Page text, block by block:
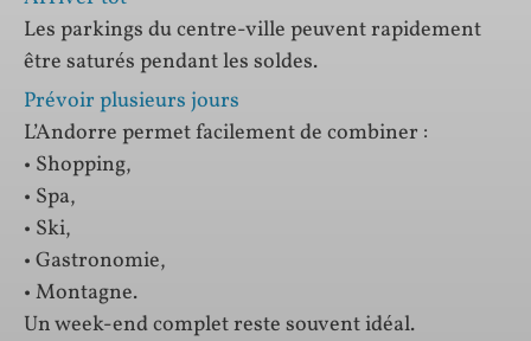
Les parkings du centre-ville peuvent rapidement
être saturés pendant les soldes.
Prévoir plusieurs jours
L’Andorre permet facilement de combiner :
• Shopping,
• Spa,
• Ski,
• Gastronomie,
• Montagne.
Un week-end complet reste souvent idéal.